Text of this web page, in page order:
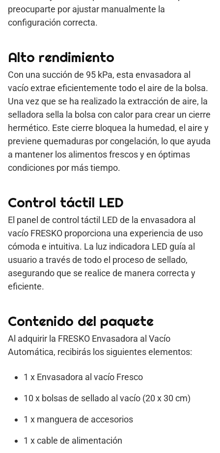
preocuparte por ajustar manualmente la
configuración correcta.
Alto rendimiento
Con una succión de 95 kPa, esta envasadora al
vacío extrae eficientemente todo el aire de la bolsa.
Una vez que se ha realizado la extracción de aire, la
selladora sella la bolsa con calor para crear un cierre
hermético. Este cierre bloquea la humedad, el aire y
previene quemaduras por congelación, lo que ayuda
a mantener los alimentos frescos y en óptimas
condiciones por más tiempo.
Control táctil LED
El panel de control táctil LED de la envasadora al
vacío FRESKO proporciona una experiencia de uso
cómoda e intuitiva. La luz indicadora LED guía al
usuario a través de todo el proceso de sellado,
asegurando que se realice de manera correcta y
eficiente.
Contenido del paquete
Al adquirir la FRESKO Envasadora al Vacío
Automática, recibirás los siguientes elementos:
1 x Envasadora al vacío Fresco
10 x bolsas de sellado al vacío (20 x 30 cm)
1 x manguera de accesorios
1 x cable de alimentación